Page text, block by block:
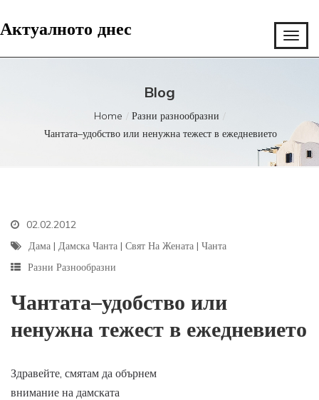
Актуалното днес
Blog
Home
Разни разнообразни
Чантата–удобство или ненужна тежест в ежедневието
02.02.2012
Дама | Дамска Чанта | Свят На Жената | Чанта
Разни Разнообразни
Чантата–удобство или
ненужна тежест в ежедневието
Здравейте, смятам да обърнем
внимание на дамската